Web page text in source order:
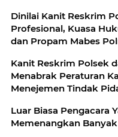
Dinilai Kanit Reskrim
Profesional, Kuasa
dan Propam Mabes
Kanit Reskrim Polsek
Menabrak Peraturan
Menejemen Tindak
Luar Biasa Pengacara
Memenangkan